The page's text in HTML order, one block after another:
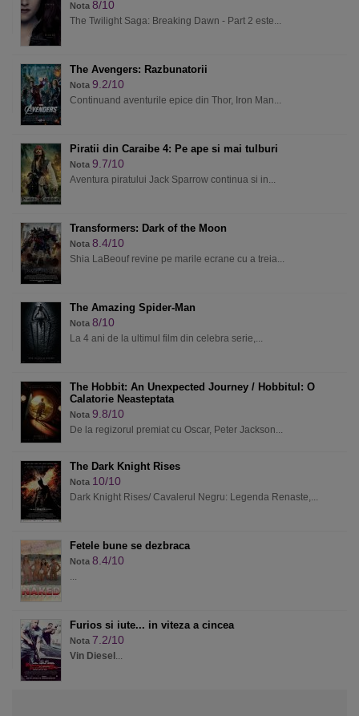
Nota 8/10
The Twilight Saga: Breaking Dawn - Part 2 este...
The Avengers: Razbunatorii
Nota 9.2/10
Continuand aventurile epice din Thor, Iron Man...
Piratii din Caraibe 4: Pe ape si mai tulburi
Nota 9.7/10
Aventura piratului Jack Sparrow continua si in...
Transformers: Dark of the Moon
Nota 8.4/10
Shia LaBeouf revine pe marile ecrane cu a treia...
The Amazing Spider-Man
Nota 8/10
La 4 ani de la ultimul film din celebra serie,...
The Hobbit: An Unexpected Journey / Hobbitul: O
Calatorie Neasteptata
Nota 9.8/10
De la regizorul premiat cu Oscar, Peter Jackson...
The Dark Knight Rises
Nota 10/10
Dark Knight Rises/ Cavalerul Negru: Legenda Renaste,...
Fetele bune se dezbraca
Nota 8.4/10
...
Furios si iute... in viteza a cincea
Nota 7.2/10
Vin Diesel ...